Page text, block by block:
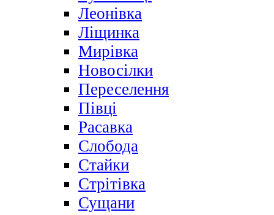
Леонівка
Ліщинка
Мирівка
Новосілки
Переселення
Півці
Расавка
Слобода
Стайки
Стрітівка
Сущани